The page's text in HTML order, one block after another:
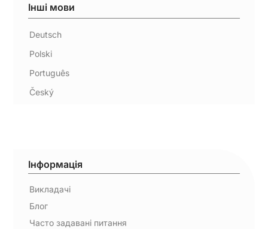
Інші мови
Deutsch
Polski
Português
Český
Інформація
Викладачі
Блог
Часто задавані питання